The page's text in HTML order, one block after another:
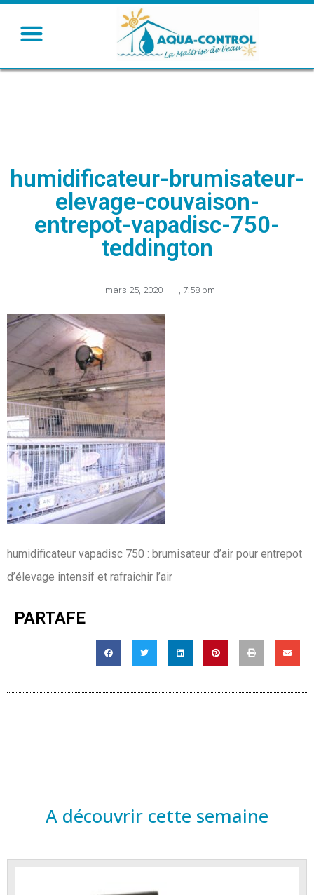
humidificateur-brumisateur-
elevage-couvaison-
entrepot-vapadisc-750-
teddington
mars 25, 2020 , 7:58 pm
humidificateur vapadisc 750 : brumisateur d’air pour entrepot
d’élevage intensif et rafraichir l’air
PARTAFE
A découvrir cette semaine